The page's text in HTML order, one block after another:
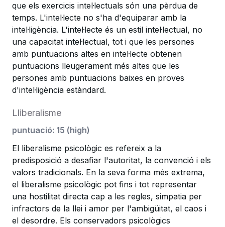
que els exercicis intel·lectuals són una pèrdua de
temps. L'intel·lecte no s'ha d'equiparar amb la
intel·ligència. L'intel·lecte és un estil intel·lectual, no
una capacitat intel·lectual, tot i que les persones
amb puntuacions altes en intel·lecte obtenen
puntuacions lleugerament més altes que les
persones amb puntuacions baixes en proves
d'intel·ligència estàndard.
Lliberalisme
puntuació: 15 (high)
El liberalisme psicològic es refereix a la
predisposició a desafiar l'autoritat, la convenció i els
valors tradicionals. En la seva forma més extrema,
el liberalisme psicològic pot fins i tot representar
una hostilitat directa cap a les regles, simpatia per
infractors de la llei i amor per l'ambigüitat, el caos i
el desordre. Els conservadors psicològics